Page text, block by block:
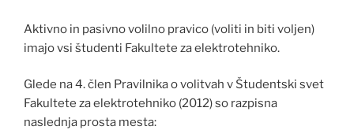
Aktivno in pasivno volilno pravico (voliti in biti voljen)
imajo vsi študenti Fakultete za elektrotehniko.
Glede na 4. člen Pravilnika o volitvah v Študentski svet
Fakultete za elektrotehniko (2012) so razpisna
naslednja prosta mesta: